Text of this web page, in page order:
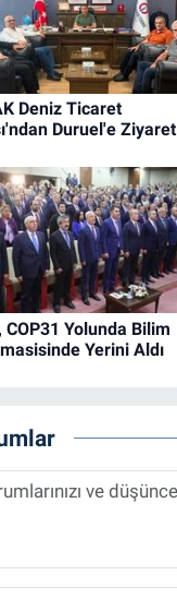
Deniz Ticaret
Duruel'e Ziyaret
COP31 Yolunda Bilim
Yerini Aldı